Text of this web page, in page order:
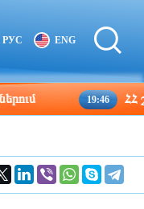
РУС ENG
19:46 ՀՀ